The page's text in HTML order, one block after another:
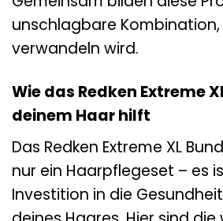
unschlagbare
verwandeln wird.
Wie das Redken Extreme
deinem Haar hilft
Das Redken Extreme XL
nur ein Haarpflegeset – es
Investition in die